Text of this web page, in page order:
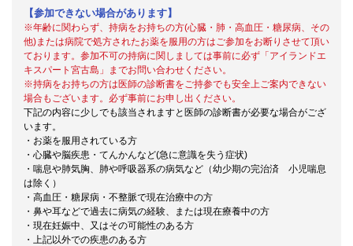
【参加できない場合があります】
※年齢に関わらず、持病をお持ちの方(心臓・肺・高血圧・糖尿病、その
他)または病院で処方されたお薬を服用の方はご参加をお断りさせて頂い
ております。参加不可の持病に関しましては事前に必ず「アイランドエ
キスパート宮古島」までお問い合わせください。
※持病をお持ちの方は医師の診断書をご持参でも安全上ご案内できない
場合もございます。必ず事前にお申し出ください。
下記の内容に少しでも該当されますと医師の診断書が必要な場合がござ
います。
・お薬を服用されている方
・心臓や脳疾患・てんかんなど(急に意識を失う症状)
・喘息や肺気胸、肺や呼吸器系の病気など（幼少期の完治済 小児喘息
は除く）
・高血圧・糖尿病・不整脈で現在治療中の方
・鼻や耳などで過去に病気の経験、または現在療養中の方
・現在妊娠中、又はその可能性のある方
・上記以外での疾患のある方